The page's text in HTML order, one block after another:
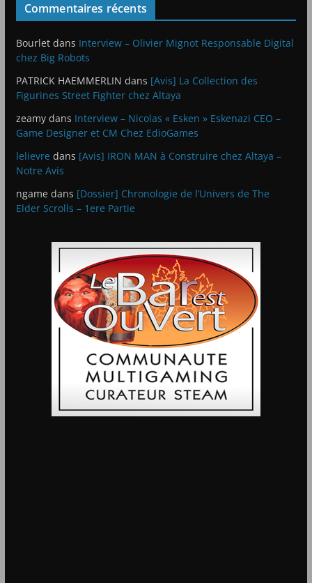
Commentaires récents
Bourletdans Interview – Olivier Mignot Responsable Digital
chez Big Robots
PATRICK HAEMMERLIN dans [Avis] La Collection des
Figurines Street Fighter chez Altaya
zeamydans Interview – Nicolas « Esken » Eskenazi CEO –
Game Designer et CM Chez EdioGames
lelievre dans [Avis] IRON MAN à Construire chez Altaya –
Notre Avis
ngame dans [Dossier] Chronologie de l’Univers de The
Elder Scrolls – 1ere Partie